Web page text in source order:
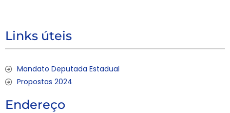
Links úteis
Mandato Deputada Estadual
Propostas 2024
Endereço